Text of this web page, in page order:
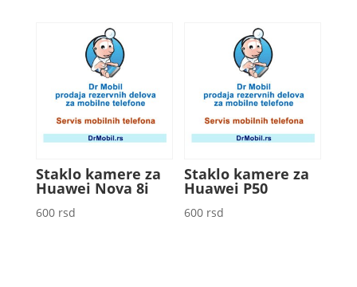
Staklo kamere za
Huawei Nova 8i
600 rsd
Staklo kamere za
Huawei P50
600 rsd